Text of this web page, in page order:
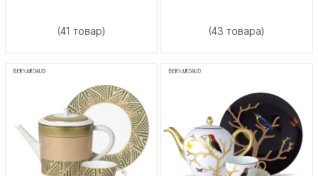
(41 товар) (43 товара)